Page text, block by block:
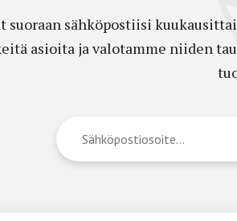
suoraan sähköpostiisi
asioita ja valotamme niiden